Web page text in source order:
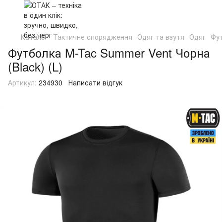
Каталог Тактичне спорядження Одяг та взутя Одяг
Футболка M-Tac Summer Vent Чорна
(Black) (L)
Артикул: 234930 Написати відгук